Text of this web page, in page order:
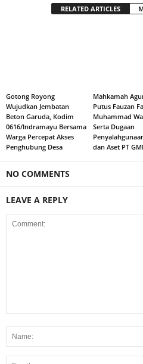
RELATED ARTICLES
Gotong Royong
Wujudkan Jembatan
Beton Garuda, Kodim
0616/Indramayu Bersama
Warga Percepat Akses
Penghubung Desa
Mahkamah
Putus Fauzan
Muhammad
Serta Dugaan
dan Aset PT
NO COMMENTS
LEAVE A REPLY